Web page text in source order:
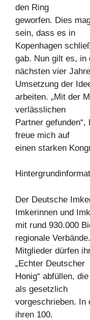
den Ring
geworfen. Dies
sein, dass es in
Kopenhagen
gab. Nun gilt es, in
nächsten vier
Umsetzung der
arbeiten. „Mit der
verlässlichen
Partner
freue mich auf
einen starken
Der Deutsche
Imkerinnen und
mit rund 930.000
regionale Verbände.
Mitglieder dürfen
„Echter Deutscher
Honig“ abfüllen,
als gesetzlich
vorgeschrieben. In
ihren 100.